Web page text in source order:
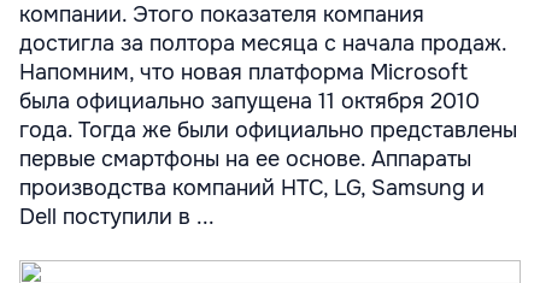
компании. Этого показателя компания
достигла за полтора месяца с начала продаж.
Напомним, что новая платформа Microsoft
была официально запущена 11 октября 2010
года. Тогда же были официально представлены
первые смартфоны на ее основе. Аппараты
производства компаний HTC, LG, Samsung и
Dell поступили в ...